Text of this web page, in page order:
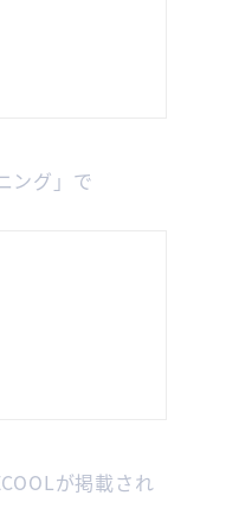
ング」で
が掲載され